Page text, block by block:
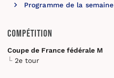
Programme de la semaine
Compétition
Coupe de France fédérale M
2e tour